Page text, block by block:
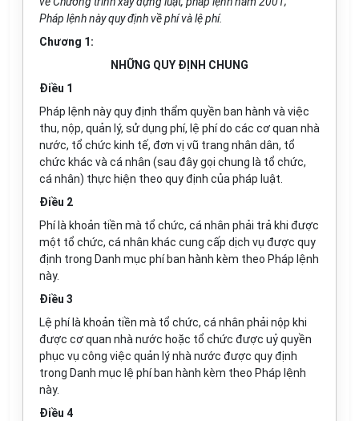
Pháp lệnh này quy định về phí và lệ phí.
Chương 1:
NHỮNG QUY ĐỊNH CHUNG
Điều 1
Pháp lệnh này quy định thẩm quyền ban hành và việc
thu, nộp, quản lý, sử dụng phí, lệ phí do các cơ quan nhà
nước, tổ chức kinh tế, đơn vị vũ trang nhân dân, tổ
chức khác và cá nhân (sau đây gọi chung là tổ chức,
cá nhân) thực hiện theo quy định của pháp luật.
Điều 2
Phí là khoản tiền mà tổ chức, cá nhân phải trả khi được
một tổ chức, cá nhân khác cung cấp dịch vụ được quy
định trong Danh mục phí ban hành kèm theo Pháp lệnh
này.
Điều 3
Lệ phí là khoản tiền mà tổ chức, cá nhân phải nộp khi
được cơ quan nhà nước hoặc tổ chức được uỷ quyền
phục vụ công việc quản lý nhà nước được quy định
trong Danh mục lệ phí ban hành kèm theo Pháp lệnh
này.
Điều 4